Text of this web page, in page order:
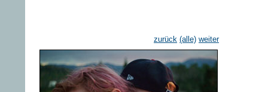
zurück (alle) weiter